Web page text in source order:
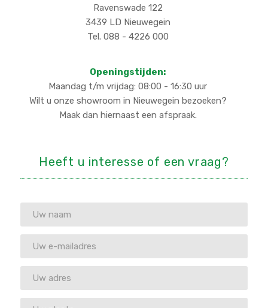
Ravenswade 122
3439 LD Nieuwegein
Tel. 088 - 4226 000
Openingstijden:
Maandag t/m vrijdag: 08:00 - 16:30 uur
Wilt u onze showroom in Nieuwegein bezoeken?
Maak dan hiernaast een afspraak.
Heeft u interesse of een vraag?